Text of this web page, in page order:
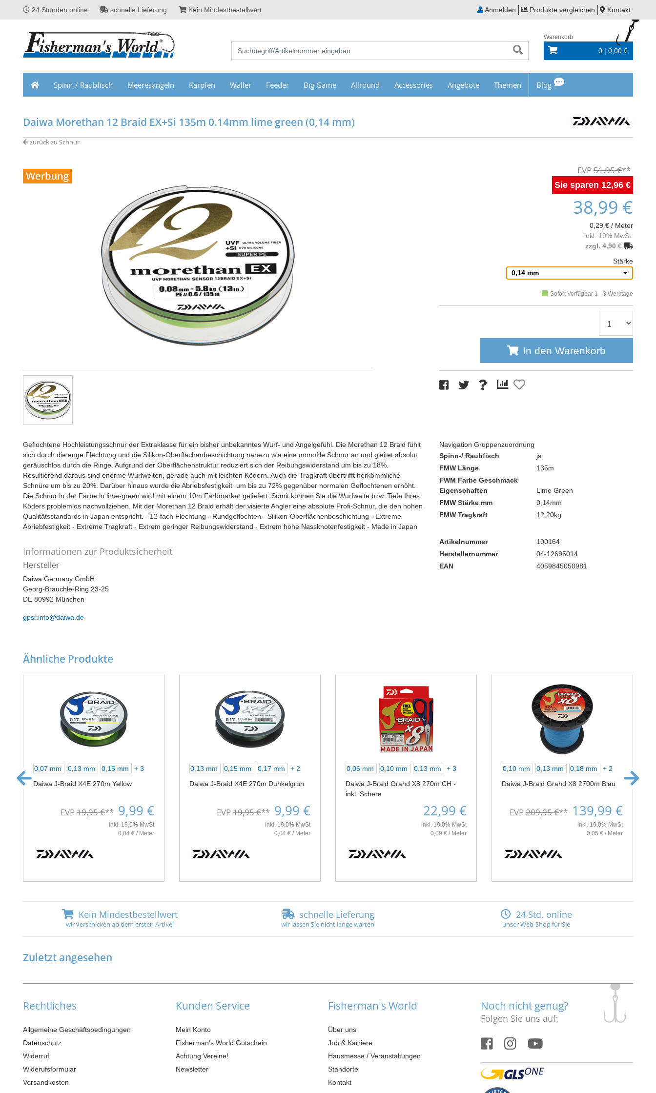
24 Stunden online schnelle Lieferung Kein Mindestbestellwert Anmelden Produkte vergleichen Kontakt
Warenkorb
0 | 0,00 €
Spinn-/ Raubfisch Meeresangeln Karpfen Waller Feeder Big Game Allround Accessories Angebote Themen Blog
Daiwa Morethan 12 Braid EX+Si 135m 0.14mm lime green (0,14 mm)
zurück zu Schnur
51,95 €
12,96 €
38,99 €
0,29 € / Meter
inkl. 19% MwSt.
zzgl. 4,90 €
Stärke
0,14 mm
Sofort Verfügbar 1 - 3 Werktage
In den Warenkorb
Geflochtene Hochleistungsschnur der Extraklasse für ein bisher unbekanntes Wurf- und Angelgefühl. Die Morethan 12 Braid fühlt
sich durch die enge Flechtung und die Silikon-Oberflächenbeschichtung nahezu wie eine monofile Schnur an und gleitet absolut
geräuschlos durch die Ringe. Aufgrund der Oberflächenstruktur reduziert sich der Reibungswiderstand um bis zu 18%.
Resultierend daraus sind enorme Wurfweiten, gerade auch mit leichten Ködern. Auch die Tragkraft übertrifft herkömmliche
Schnüre um bis zu 20%. Darüber hinaus wurde die Abriebsfestigkeit um bis zu 72% gegenüber normalen Geflochtenen erhöht.
Die Schnur in der Farbe in lime-green wird mit einem 10m Farbmarker geliefert. Somit können Sie die Wurfweite bzw. Tiefe Ihres
Köders problemlos nachvollziehen. Mit der Morethan 12 Braid erhält der visierte Angler eine absolute Profi-Schnur, die den hohen
Qualitätsstandards in Japan entspricht. - 12-fach Flechtung - Rundgeflochten - Silikon-Oberflächenbeschichtung - Extreme
Abriebfestigkeit - Extreme Tragkraft - Extrem geringer Reibungswiderstand - Extrem hohe Nassknotenfestigkeit - Made in Japan
Informationen zur Produktsicherheit
Hersteller
Daiwa Germany GmbH
Georg-Brauchle-Ring 23-25
DE 80992 München
gpsr.info@daiwa.de
Navigation Gruppenzuordnung
Spinn-/ Raubfisch
ja
FMW Länge
135m
FWM Farbe Geschmack
Eigenschaften
Lime Green
FMW Stärke mm
0,14mm
FMW Tragkraft
12,20kg
Artikelnummer
100164
Herstellernummer
04-12695014
EAN
4059845050981
Ähnliche Produkte
0,07 mm 0,13 mm 0,15 mm
+ 3
Daiwa J-Braid X4E 270m Yellow
EVP19,95 €** 9,99 €
inkl. 19,0% MwSt
0,04 € / Meter
0,13 mm 0,15 mm 0,17 mm
+ 2
Daiwa J-Braid X4E 270m Dunkelgrün
EVP19,95 €** 9,99 €
inkl. 19,0% MwSt
0,04 € / Meter
0,06 mm 0,10 mm 0,13 mm
+ 3
Daiwa J-Braid Grand X8 270m CH -
inkl. Schere
22,99 €
inkl. 19,0% MwSt
0,09 € / Meter
0,10 mm 0,13 mm 0,18 mm
+ 2
Daiwa J-Braid Grand X8 2700m Blau
EVP209,95 €** 139,99 €
inkl. 19,0% MwSt
0,05 € / Meter
Kein Mindestbestellwert
wir verschicken ab dem ersten Artikel
schnelle Lieferung
wir lassen Sie nicht lange warten
24 Std. online
unser Web-Shop für Sie
Zuletzt angesehen
Rechtliches
Allgemeine Geschäftsbedingungen
Datenschutz
Widerruf
Widerufsformular
Versandkosten
Kunden Service
Mein Konto
Fisherman's World Gutschein
Achtung Vereine!
Newsletter
Fisherman's World
Über uns
Job & Karriere
Hausmesse / Veranstaltungen
Standorte
Kontakt
Noch nicht genug?
Folgen Sie uns auf: